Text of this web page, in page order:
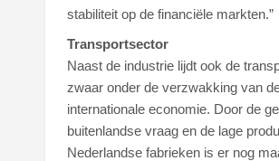
stabiliteit op de financiële markten.”
Transportsector
Naast de industrie lijdt ook de
zwaar onder de verzwakking van
internationale economie. Door de
buitenlandse vraag en de lage
Nederlandse fabrieken is er nog